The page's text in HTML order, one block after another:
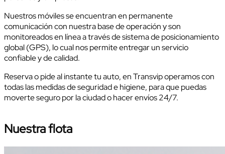
Nuestros móviles se encuentran en permanente
comunicación con nuestra base de operación y son
monitoreados en línea a través de sistema de posicionamiento
global (GPS), lo cual nos permite entregar un servicio
confiable y de calidad.
Reserva o pide al instante tu auto, en Transvip operamos con
todas las medidas de seguridad e higiene, para que puedas
moverte seguro por la ciudad o hacer envíos 24/7.
Nuestra flota